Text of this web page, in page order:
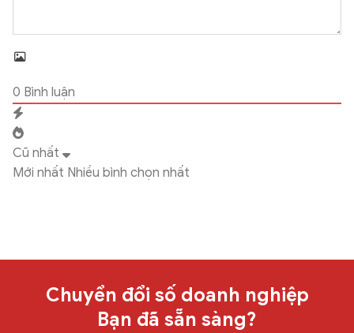
0 Bình luận
Cũ nhất
Mới nhất Nhiều bình chọn nhất
Chuyển đổi số doanh nghiệp
Bạn đã sẵn sàng?